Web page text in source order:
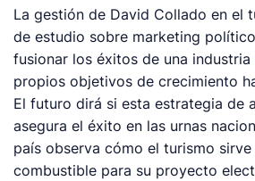
La gestión de David Collado en el
de estudio sobre marketing
fusionar los éxitos de una industria
propios objetivos de crecimiento
El futuro dirá si esta estrategia de
asegura el éxito en las urnas
país observa cómo el turismo sirve
combustible para su proyecto